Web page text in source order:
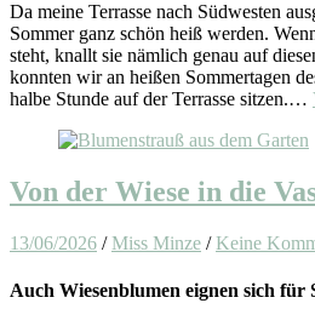
Da meine Terrasse nach Südwesten
Sommer ganz schön heiß werden.
steht, knallt sie nämlich genau auf
konnten wir an heißen Sommertagen
halbe Stunde auf der Terrasse sitzen.…
Von der Wiese in die
13/06/2026 /Miss Minze /Keine
Auch Wiesenblumen eignen sich für